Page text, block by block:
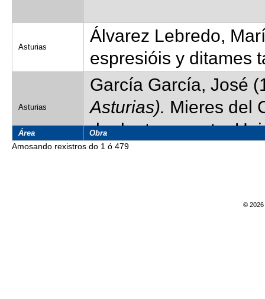
Asturias
Álvarez Lebredo,
espresióis y ditames
Asturias
García García, José
Asturias). Mieres del
de doutoramento.
Sanjurjo Fernández,
Meilán García,
Área Obra
Amosando rexistros do 1 ó 479
© 2026